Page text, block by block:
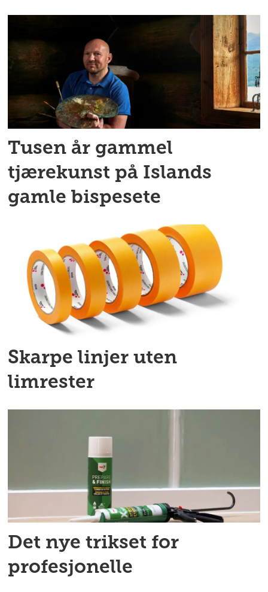
Tusen år gammel
tjærekunst på Islands
gamle bispesete
Skarpe linjer uten
limrester
Det nye trikset for
profesjonelle